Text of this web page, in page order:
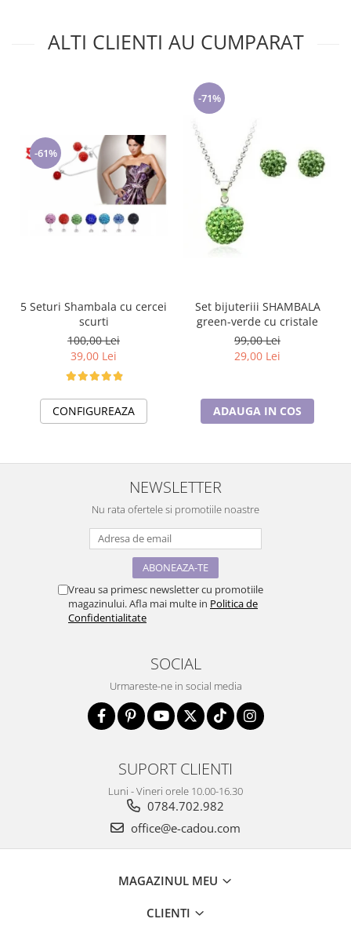
ALTI CLIENTI AU CUMPARAT
-61%
5 Seturi Shambala cu cercei
scurti
100,00 Lei
39,00 Lei
CONFIGUREAZA
-71%
Set bijuteriii SHAMBALA
green-verde cu cristale
99,00 Lei
29,00 Lei
ADAUGA IN COS
NEWSLETTER
Nu rata ofertele si promotiile noastre
Vreau sa primesc newsletter cu promotiile
magazinului. Afla mai multe in Politica de
Confidentialitate
SOCIAL
Urmareste-ne in social media
SUPORT CLIENTI
Luni - Vineri orele 10.00-16.30
0784.702.982
office@e-cadou.com
MAGAZINUL MEU
CLIENTI